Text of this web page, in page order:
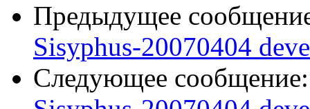
Предыдущее
Sisyphus-20070404
Следующее